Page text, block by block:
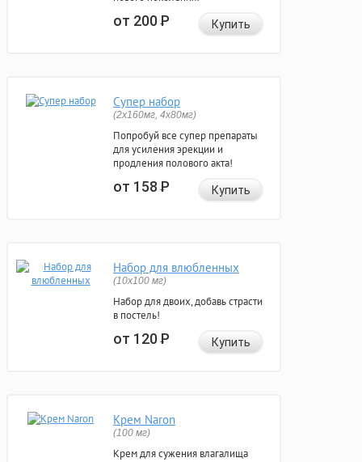
от 200Р Купить
Супер набор
(2х160мг, 4х80мг)
Попробуй все супер препараты
для усиления эрекции и
продления полового акта!
от 158Р Купить
Набор для влюбленных
(10х100 мг)
Набор для двоих, добавь страсти
в постель!
от 120Р Купить
Крем Naron
(100 мг)
Крем для сужения влагалища